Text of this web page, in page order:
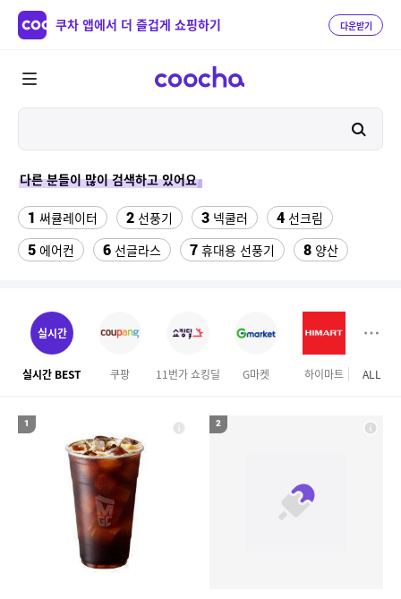
쿠차 앱에서 더 즐겁게 쇼핑하기 다운받기
다른 분들이 많이 검색하고 있어요
1 써큘레이터 2 선풍기 3 넥쿨러 4 선크림
5 에어컨 6 선글라스 7 휴대용 선풍기 8 양산
12 닭다리살 1kg 14 여성댄스복
15 팔찌부자재
18 대나무돗자리 19 라인댄스옷 20 compactflash ALL
실시간
실시간 BEST 쿠팡 11번가 쇼킹딜 G마켓 하이마트
1 2